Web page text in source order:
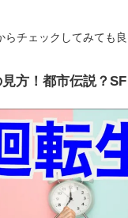
らチェックしてみても良
方！都市伝説？SF